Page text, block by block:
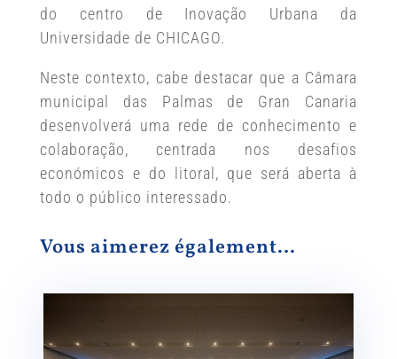
do centro de Inovação Urbana da
Universidade de CHICAGO.
Neste contexto, cabe destacar que a Câmara
municipal das Palmas de Gran Canaria
desenvolverá uma rede de conhecimento e
colaboração, centrada nos desafios
económicos e do litoral, que será aberta à
todo o público interessado.
Vous aimerez également…